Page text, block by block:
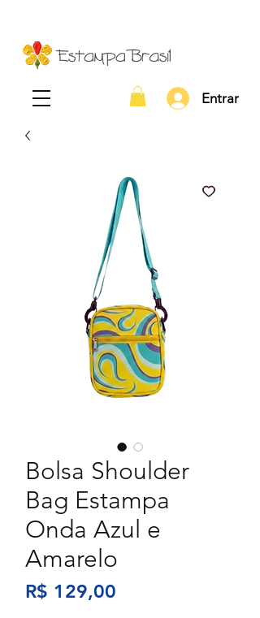
Entrar
Bolsa Shoulder
Bag Estampa
Onda Azul e
Amarelo
R$ 129,00